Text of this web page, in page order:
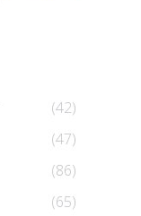
(42)
(47)
(86)
(65)